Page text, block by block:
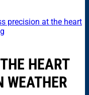
precision at the heart
HEART
WEATHER